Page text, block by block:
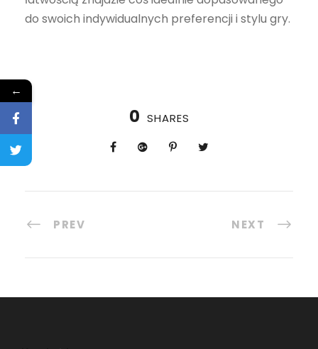
do swoich indywidualnych preferencji i stylu gry.
0 SHARES
PREV NEXT
←